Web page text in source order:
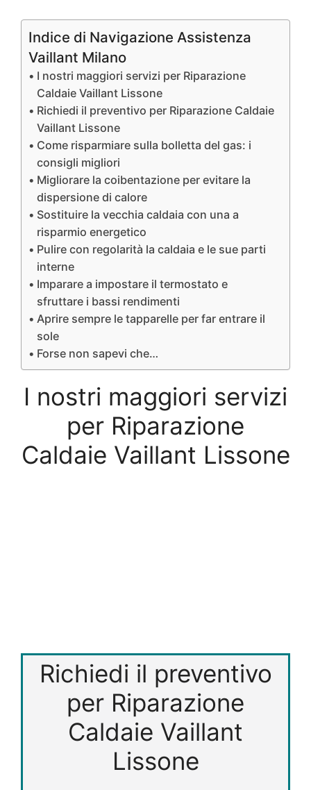
Indice di Navigazione Assistenza
Vaillant Milano
I nostri maggiori servizi per Riparazione
Caldaie Vaillant Lissone
Richiedi il preventivo per Riparazione Caldaie
Vaillant Lissone
Come risparmiare sulla bolletta del gas: i
consigli migliori
Migliorare la coibentazione per evitare la
dispersione di calore
Sostituire la vecchia caldaia con una a
risparmio energetico
Pulire con regolarità la caldaia e le sue parti
interne
Imparare a impostare il termostato e
sfruttare i bassi rendimenti
Aprire sempre le tapparelle per far entrare il
sole
Forse non sapevi che…
I nostri maggiori servizi
per Riparazione
Caldaie Vaillant Lissone
Richiedi il preventivo
per Riparazione
Caldaie Vaillant
Lissone